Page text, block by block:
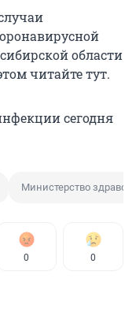
области
читайте тут.
сегодня
Министерство
0 0